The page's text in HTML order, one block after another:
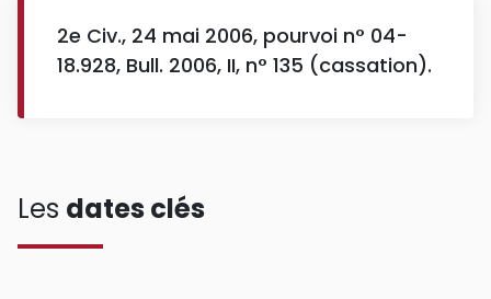
2e Civ., 24 mai 2006, pourvoi n° 04-
18.928, Bull. 2006, II, n° 135 (cassation).
Les dates clés